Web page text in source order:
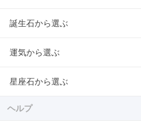
誕生石から選ぶ
運気から選ぶ
星座石から選ぶ
ヘルプ